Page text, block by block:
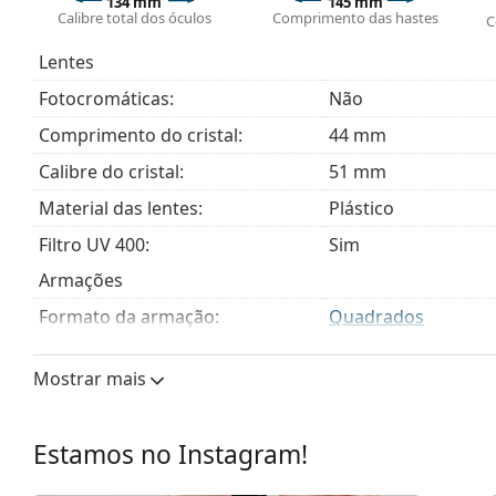
Entregamos os óculos no seu estojo original. A cor
O pano fornecido é ideal para limpar e cuidar dos
tecido em vez de um pano.
Explore toda a gama de
óculos graduados
óculosse precisar de ajuda para escolher.
Calibre total dos óculos Comprimento das hastes
Lentes
Fotocromáticas:
Não
Comprimento do cristal:
44 mm
Calibre do cristal:
51 mm
Material das lentes:
Plástico
Filtro UV 400:
Sim
Armações
Formato da armação:
Quadrados
Cor da armação:
Rosa
Material da armação:
Calibre total dos óculos:
Mostrar mais
Estamos no Instagram!